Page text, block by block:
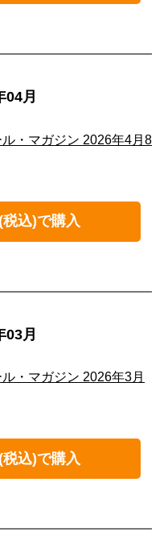
04月
・マガジン 2026年4月8
込)で購入
03月
・マガジン 2026年3月
込)で購入